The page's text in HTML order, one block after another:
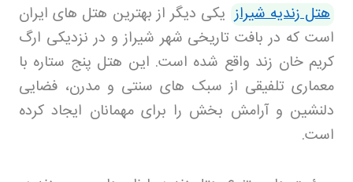
هتل زندیه شیراز یکی دیگر از بهترین هتل های ایران
است که در بافت تاریخی شهر شیراز و در نزدیکی ارگ
کریم خان زند واقع شده است. این هتل پنج ستاره با
معماری تلفیقی از سبک های سنتی و مدرن، فضایی
دلنشین و آرامش بخش را برای مهمانان ایجاد کرده
است.